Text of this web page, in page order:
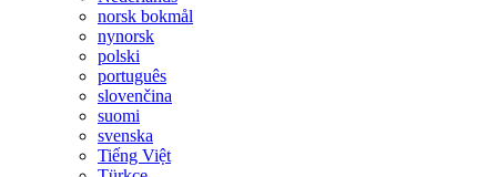
norsk bokmål
nynorsk
polski
português
slovenčina
suomi
svenska
Tiếng Việt